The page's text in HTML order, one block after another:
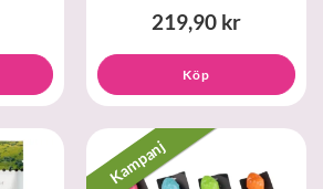
219,90 kr
Köp
Kampanj